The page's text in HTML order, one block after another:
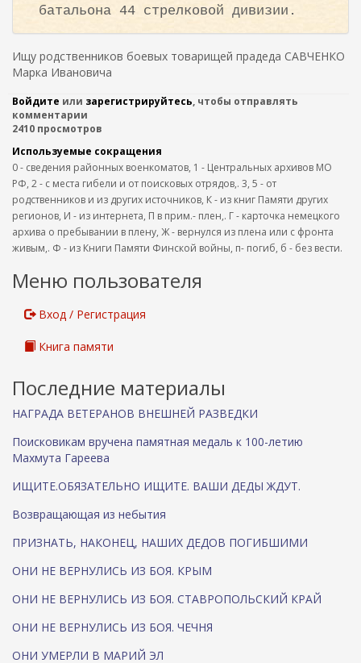
батальона 44 стрелковой дивизии.
Ищу родственников боевых товарищей прадеда САВЧЕНКО
Марка Ивановича
Войдите или зарегистрируйтесь, чтобы отправлять
комментарии
2410 просмотров
Используемые сокращения
0 - сведения районных военкоматов, 1 - Центральных архивов МО
РФ, 2 - с места гибели и от поисковых отрядов,. 3, 5 - от
родственников и из других источников, К - из книг Памяти других
регионов, И - из интернета, П в прим.- плен,. Г - карточка немецкого
архива о пребывании в плену, Ж - вернулся из плена или с фронта
живым,. Ф - из Книги Памяти Финской войны, п- погиб, б - без вести.
Меню пользователя
Вход / Регистрация
Книга памяти
Последние материалы
НАГРАДА ВЕТЕРАНОВ ВНЕШНЕЙ РАЗВЕДКИ
Поисковикам вручена памятная медаль к 100-летию
Махмута Гареева
ИЩИТЕ.ОБЯЗАТЕЛЬНО ИЩИТЕ. ВАШИ ДЕДЫ ЖДУТ.
Возвращающая из небытия
ПРИЗНАТЬ, НАКОНЕЦ, НАШИХ ДЕДОВ ПОГИБШИМИ
ОНИ НЕ ВЕРНУЛИСЬ ИЗ БОЯ. КРЫМ
ОНИ НЕ ВЕРНУЛИСЬ ИЗ БОЯ. СТАВРОПОЛЬСКИЙ КРАЙ
ОНИ НЕ ВЕРНУЛИСЬ ИЗ БОЯ. ЧЕЧНЯ
ОНИ УМЕРЛИ В МАРИЙ ЭЛ